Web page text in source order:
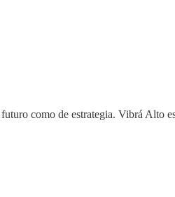
como de estrategia. Vibrá Alto